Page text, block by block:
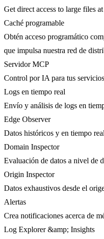
Get direct access to large files
Caché programable
Obtén acceso programático
que impulsa nuestra red de
Servidor MCP
Control por IA para tus
Logs en tiempo real
Envío y análisis de logs en
Edge Observer
Datos históricos y en tiempo
Domain Inspector
Evaluación de datos a nivel de
Origin Inspector
Datos exhaustivos desde el
Alertas
Crea notificaciones acerca de
Log Explorer &amp; Insights